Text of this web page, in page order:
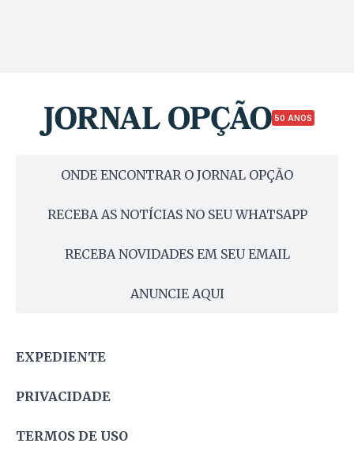
50 ANOS
ONDE ENCONTRAR O JORNAL OPÇÃO
RECEBA AS NOTÍCIAS NO SEU WHATSAPP
RECEBA NOVIDADES EM SEU EMAIL
ANUNCIE AQUI
EXPEDIENTE
PRIVACIDADE
TERMOS DE USO